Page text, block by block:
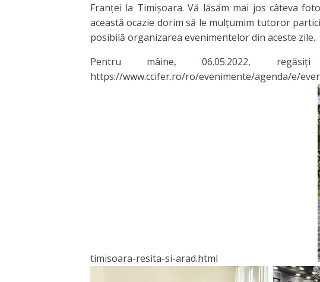
Franței la Timișoara. Vă lăsăm mai jos câteva
această ocazie dorim să le mulțumim tutoror
posibilă organizarea evenimentelor din aceste zile.
Pentru mâine, 06.05.2022,
https://www.ccifer.ro/ro/evenimente/agenda/e/
timisoara-resita-si-arad.html